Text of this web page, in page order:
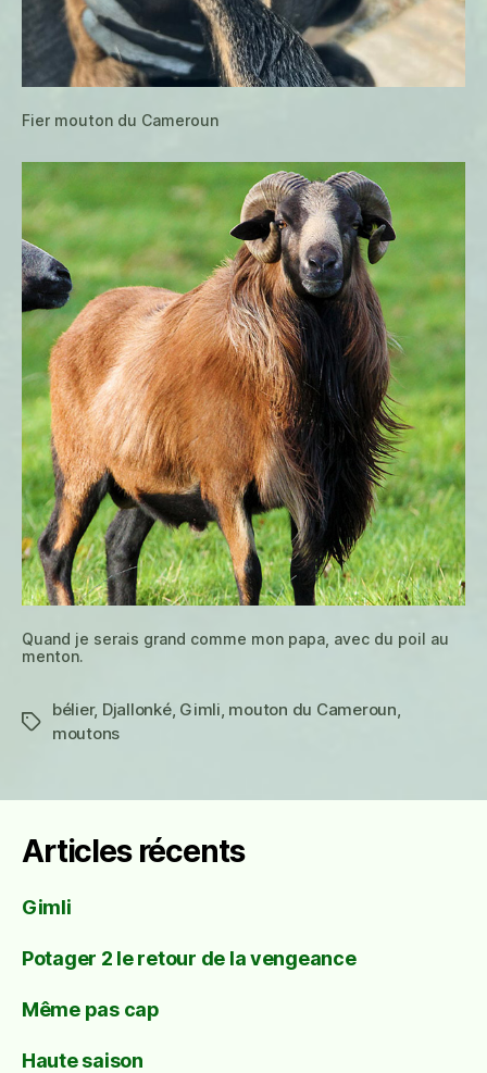
Fier mouton du Cameroun
Quand je serais grand comme mon papa, avec du poil au
menton.
Étiquettes
bélier, Djallonké, Gimli, mouton du Cameroun,
moutons
Articles récents
Gimli
Potager 2 le retour de la vengeance
Même pas cap
Haute saison